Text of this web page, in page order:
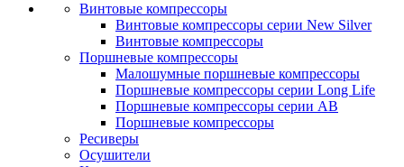
Винтовые компрессоры
Винтовые компрессоры серии New Silver
Винтовые компрессоры
Поршневые компрессоры
Малошумные поршневые компрессоры
Поршневые компрессоры серии Long Life
Поршневые компрессоры серии AB
Поршневые компрессоры
Ресиверы
Осушители